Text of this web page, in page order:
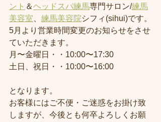
ント ＆ヘッドスパ練馬専門サロン/練馬
美容室
練馬美容院シフィ(sihui)です。
5月より営業時間変更のお知らせをさせ
ていただきます。
月〜金曜日・・10:00〜17:30
土日、祝日・・10:00〜16:00
となります。
お客様にはご不便・ご迷惑をお掛け致
しますが、今後とも何卒よろしくお願